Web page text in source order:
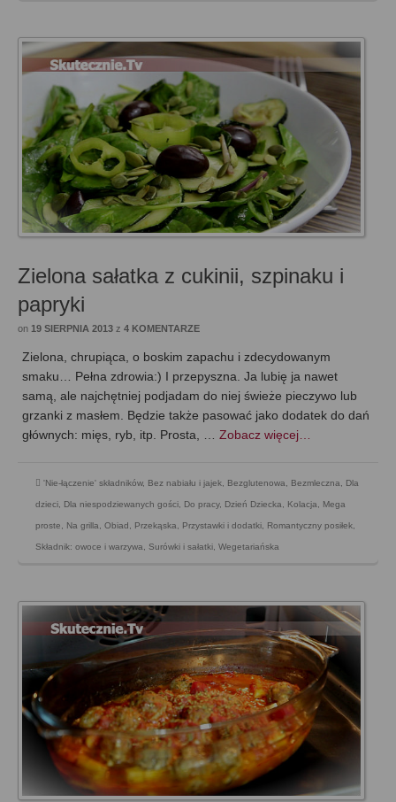
Zielona sałatka z cukinii, szpinaku i
papryki
on 19 SIERPNIA 2013 z 4 KOMENTARZE
Zielona, chrupiąca, o boskim zapachu i zdecydowanym
smaku… Pełna zdrowia:) I przepyszna. Ja lubię ja nawet
samą, ale najchętniej podjadam do niej świeże pieczywo lub
grzanki z masłem. Będzie także pasować jako dodatek do dań
głównych: mięs, ryb, itp. Prosta, … Zobacz więcej…
'Nie-łączenie' składników, Bez nabiału i jajek Bezglutenowa Bezmleczna Dla
dzieci Dla niespodziewanych gości Do pracy, Dzień Dziecka Kolacja Mega
proste Na grilla Obiad Przekąska Przystawki i dodatki Romantyczny posiłek
Składnik: owoce i warzywa Surówki i sałatki Wegetariańska